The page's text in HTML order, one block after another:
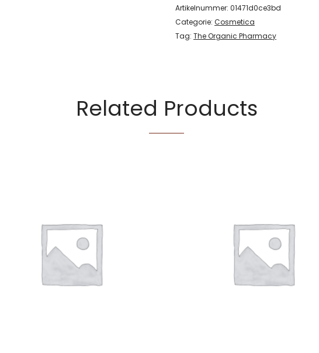
Artikelnummer: 01471d0ce3bd
Categorie: Cosmetica
Tag: The Organic Pharmacy
Related Products